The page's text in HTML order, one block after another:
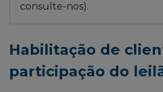
consulte-nos).
Habilitação de
participação do